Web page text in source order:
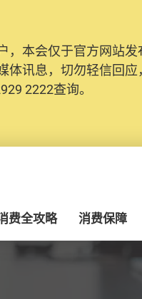
，本会仅于官方网站
体讯息，切勿轻信回
2222查询。
安全，本会的投诉处
资料（包括姓名、电
方便日后作出跟进。
费全攻略 消费保障